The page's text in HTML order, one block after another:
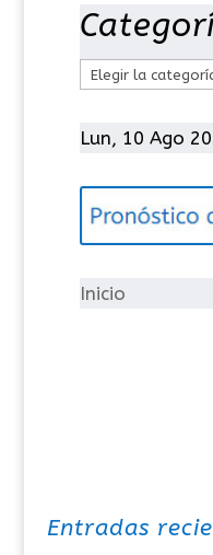
t
g
í
Lun, 10 Ago
Inicio
Entradas